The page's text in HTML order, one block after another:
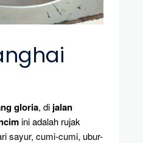
gloria, di jalan
ini adalah rujak
sayur, cumi-cumi, ubur-